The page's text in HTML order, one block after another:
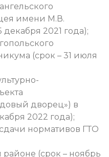
имени М.В.
2021 года);
(срок – 31 июля
дворец») в
2022 года);
нормативов ГТО
(срок – ноябрь